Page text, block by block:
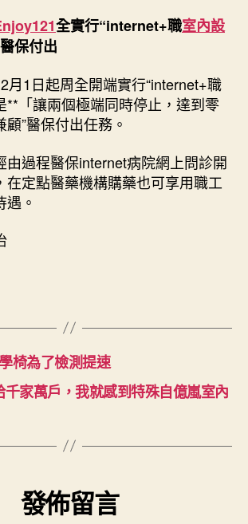
全實行“internet+職室內設
保付出
月1日起周全開端實行“internet+職
**「讓兩個極端同時停止，達到零
”醫保付出任務。
由過程醫保internet病院網上問診開
在定點醫藥機構購藥也可享用職工
。
椅為了檢測提速
家萬戶，我就感到特殊自億嵐室內
發佈留言